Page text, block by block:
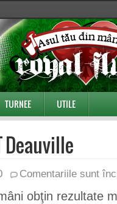
TURNEE UTILE
Deauville
Comentariile sunt
obţin rezultate